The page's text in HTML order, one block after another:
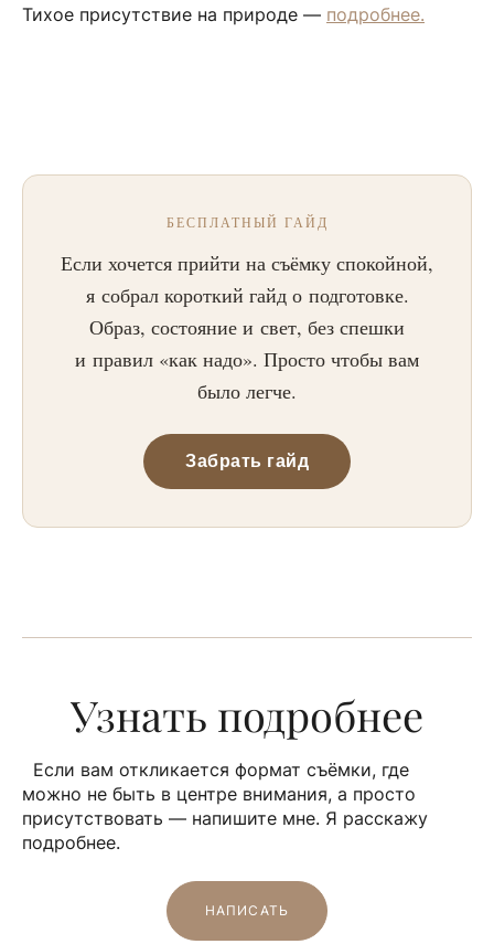
Тихое присутствие на природе — подробнее.
БЕСПЛАТНЫЙ ГАЙД
Если хочется прийти на съёмку спокойной,
я собрал короткий гайд о подготовке.
Образ, состояние и свет, без спешки
и правил «как надо». Просто чтобы вам
было легче.
Забрать гайд
Узнать подробнее
Если вам откликается формат съёмки, где
можно не быть в центре внимания, а просто
присутствовать — напишите мне. Я расскажу
подробнее.
НАПИСАТЬ